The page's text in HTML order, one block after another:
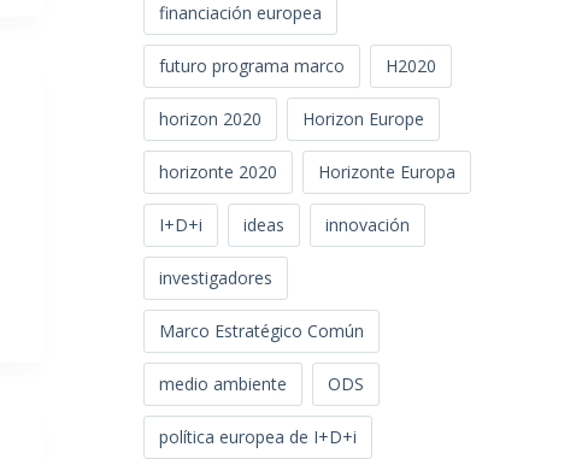
financiación europea
futuro programa marco H2020
horizon 2020 Horizon Europe
horizonte 2020 Horizonte Europa
I+D+i ideas innovación
investigadores
Marco Estratégico Común
medio ambiente ODS
política europea de I+D+i